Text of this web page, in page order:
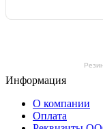
Информация
О компании
Оплата